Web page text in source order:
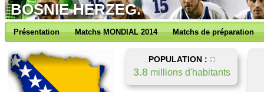
BOSNIE HERZEG.
Présentation Matchs MONDIAL 2014 Matchs de préparation
POPULATION :
3.8millions d'habitants